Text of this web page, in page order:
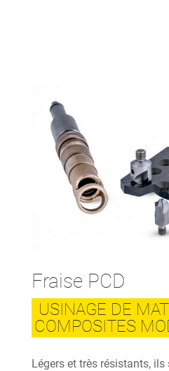
Fraise PCD
USINAGE DE
COMPOSITES
Légers et très résistants,